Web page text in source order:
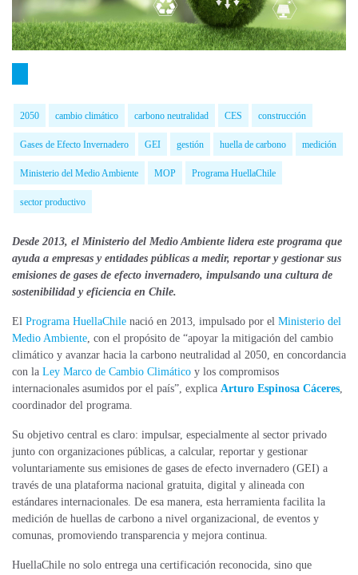
2050 cambio climático carbono neutralidad CES construcción
Gases de Efecto Invernadero GEI gestión huella de carbono medición
Ministerio del Medio Ambiente MOP Programa HuellaChile
sector productivo
Desde 2013, el Ministerio del Medio Ambiente lidera este programa que
ayuda a empresas y entidades públicas a medir, reportar y gestionar sus
emisiones de gases de efecto invernadero, impulsando una cultura de
sostenibilidad y eficiencia en Chile.
El Programa HuellaChile nació en 2013, impulsado por el Ministerio del
Medio Ambiente, con el propósito de “apoyar la mitigación del cambio
climático y avanzar hacia la carbono neutralidad al 2050, en concordancia
con la Ley Marco de Cambio Climático y los compromisos
internacionales asumidos por el país”, explica Arturo Espinosa Cáceres,
coordinador del programa.
Su objetivo central es claro: impulsar, especialmente al sector privado
junto con organizaciones públicas, a calcular, reportar y gestionar
voluntariamente sus emisiones de gases de efecto invernadero (GEI) a
través de una plataforma nacional gratuita, digital y alineada con
estándares internacionales. De esa manera, esta herramienta facilita la
medición de huellas de carbono a nivel organizacional, de eventos y
comunas, promoviendo transparencia y mejora continua.
HuellaChile no solo entrega una certificación reconocida, sino que